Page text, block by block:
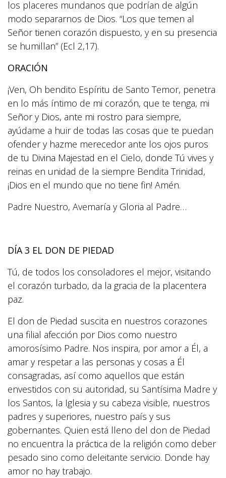
los placeres mundanos que podrían de algún
modo separarnos de Dios. “Los que temen al
Señor tienen corazón dispuesto, y en su presencia
se humillan” (Ecl 2,17).
ORACIÓN
¡Ven, Oh bendito Espíritu de Santo Temor, penetra
en lo más íntimo de mi corazón, que te tenga, mi
Señor y Dios, ante mi rostro para siempre,
ayúdame a huir de todas las cosas que te puedan
ofender y hazme merecedor ante los ojos puros
de tu Divina Majestad en el Cielo, donde Tú vives y
reinas en unidad de la siempre Bendita Trinidad,
¡Dios en el mundo que no tiene fin! Amén.
Padre Nuestro, Avemaría y Gloria al Padre…
DÍA 3 EL DON DE PIEDAD
Tú, de todos los consoladores el mejor, visitando
el corazón turbado, da la gracia de la placentera
paz.
El don de Piedad suscita en nuestros corazones
una filial afección por Dios como nuestro
amorosísimo Padre. Nos inspira, por amor a Él, a
amar y respetar a las personas y cosas a Él
consagradas, así como aquellos que están
envestidos con su autoridad, su Santísima Madre y
los Santos, la Iglesia y su cabeza visible, nuestros
padres y superiores, nuestro país y sus
gobernantes. Quien está lleno del don de Piedad
no encuentra la práctica de la religión como deber
pesado sino como deleitante servicio. Donde hay
amor no hay trabajo.